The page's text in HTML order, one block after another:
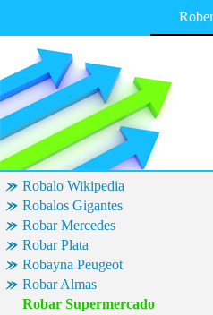
Robalo Wikipedia
Robalos Gigantes
Robar Mercedes
Robar Plata
Robayna Peugeot
Robar Almas
Robar Supermercado